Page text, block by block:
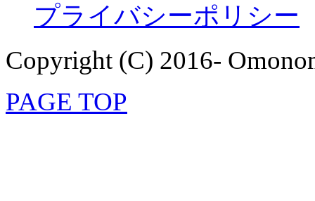
プライバシーポリシー
Copyright (C) 2016-
PAGE TOP